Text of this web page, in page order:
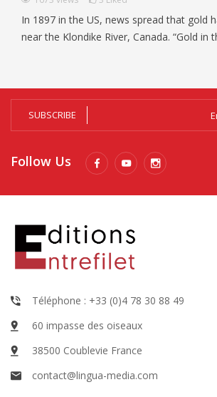
In 1897 in the US, news spread that gold
near the Klondike River, Canada. “Gold in
SUBSCRIBE
Follow Us
Téléphone : +33 (0)4 78 30 88 49
60 impasse des oiseaux
38500 Coublevie France
contact@lingua-media.com